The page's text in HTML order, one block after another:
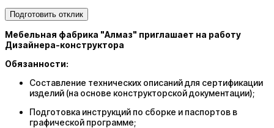
Подготовить отклик
Мебельная фабрика "Алмаз" приглашает на работу
Дизайнера-конструктора
Обязанности:
Составление технических описаний для сертификации
изделий (на основе конструкторской документации);
Подготовка инструкций по сборке и паспортов в
графической программе;